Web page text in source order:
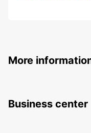
More
Business center